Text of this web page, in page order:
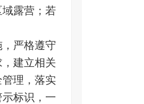
露营；若
严格遵守
建立相关
理，落实
标识，一